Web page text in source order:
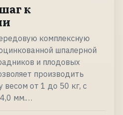
к
комплексную
шпалерной
и плодовых
производить
весом от 1 до 50 кг, с
мм.…